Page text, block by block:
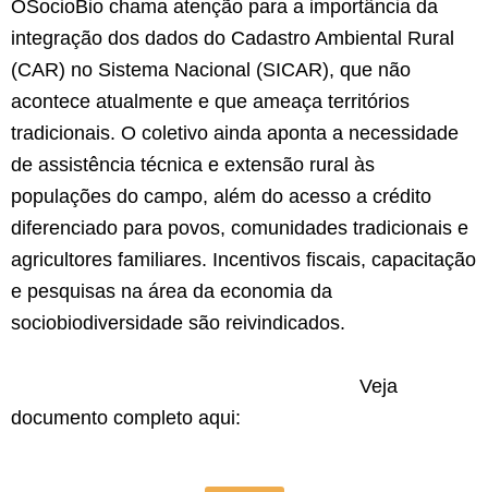
ÓSocioBio chama atenção para a importância da
integração dos dados do Cadastro Ambiental Rural
(CAR) no Sistema Nacional (SICAR), que não
acontece atualmente e que ameaça territórios
tradicionais. O coletivo ainda aponta a necessidade
de assistência técnica e extensão rural às
populações do campo, além do acesso a crédito
diferenciado para povos, comunidades tradicionais e
agricultores familiares. Incentivos fiscais, capacitação
e pesquisas na área da economia da
sociobiodiversidade são reivindicados.
Veja
documento completo aqui: